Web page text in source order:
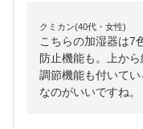
クミカン(40代・女性)
こちらの加湿器は7
防止機能も。上か
調節機能も付いて
なのがいいですね。